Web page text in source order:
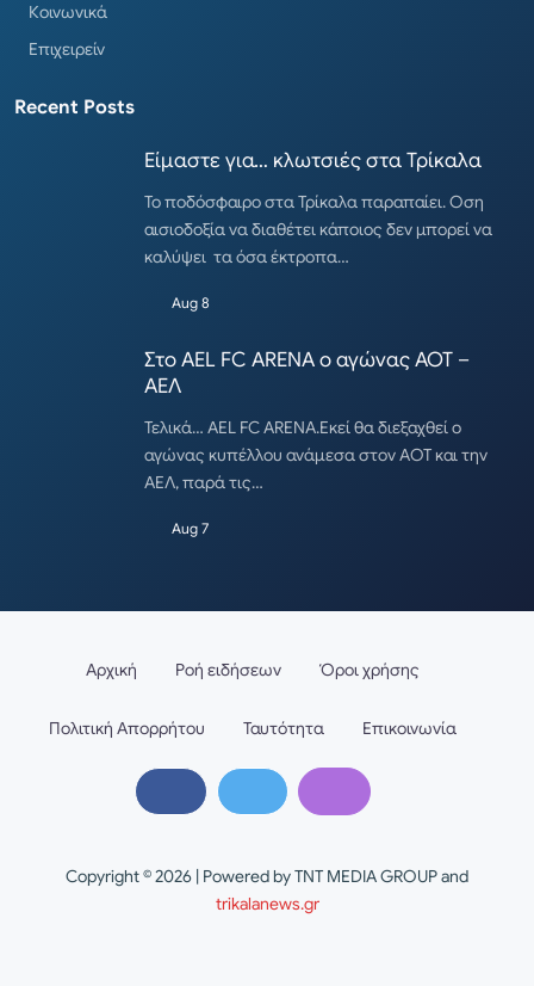
Κοινωνικά
Επιχειρείν
Recent Posts
Είμαστε για… κλωτσιές στα Τρίκαλα
Το ποδόσφαιρο στα Τρίκαλα παραπαίει. Οση
αισιοδοξία να διαθέτει κάποιος δεν μπορεί να
καλύψει τα όσα έκτροπα…
Aug 8
Στο AEL FC ARENA ο αγώνας ΑΟΤ –
ΑΕΛ
Τελικά… AEL FC ARENA.Εκεί θα διεξαχθεί ο
αγώνας κυπέλλου ανάμεσα στον ΑΟΤ και την
ΑΕΛ, παρά τις…
Aug 7
Copyright © 2026 | Powered by TNT MEDIA GROUP and
trikalanews.gr
Αρχική Ροή ειδήσεων Όροι χρήσης
Πολιτική Απορρήτου Ταυτότητα Επικοινωνία